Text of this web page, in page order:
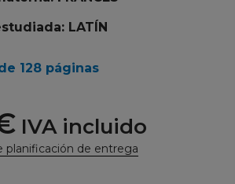
LATÍN
128 páginas
IVA incluido
planificación de entrega